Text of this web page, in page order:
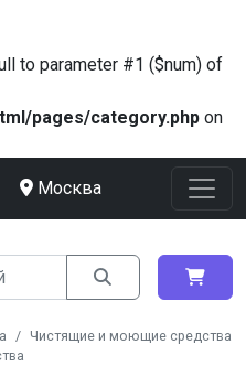
to parameter #1 ($num) of
pages/category.php on
Москва
Чистящие и моющие средства